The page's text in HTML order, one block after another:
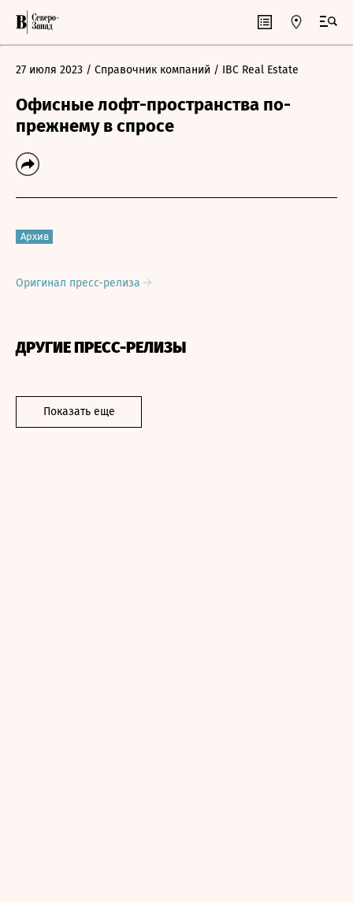
27 июля 2023 / Справочник компаний / IBC Real Estate
Офисные лофт-пространства по-
прежнему в спросе
Архив
Оригинал пресс-релиза
ДРУГИЕ ПРЕСС-РЕЛИЗЫ
Показать еще